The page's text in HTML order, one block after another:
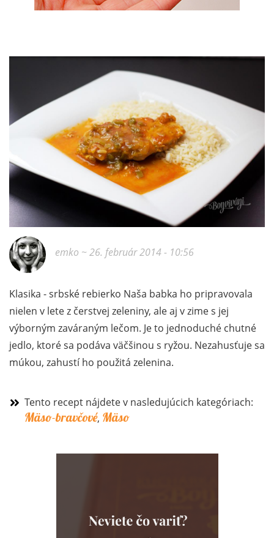
emko ~ 26. február 2014 - 10:56
Klasika - srbské rebierko Naša babka ho pripravovala
nielen v lete z čerstvej zeleniny, ale aj v zime s jej
výborným zaváraným lečom. Je to jednoduché chutné
jedlo, ktoré sa podáva väčšinou s ryžou. Nezahusťuje sa
múkou, zahustí ho použitá zelenina.
Tento recept nájdete v nasledujúcich kategóriach:
Mäso-bravčové, Mäso